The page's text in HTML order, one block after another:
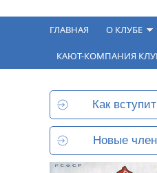
ГЛАВНАЯ О КЛУБЕ
КАЮТ-КОМПАНИЯ
Как
Новые